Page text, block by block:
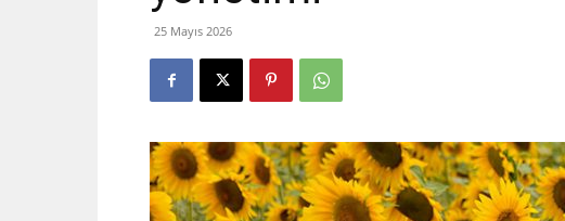
A
25 Mayıs 2026